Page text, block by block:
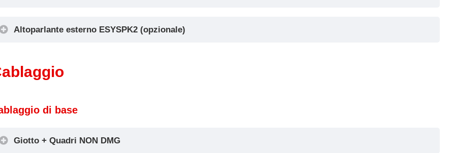
Altoparlante esterno ESYSPK2 (opzionale)
di base
Giotto + Quadri NON DMG